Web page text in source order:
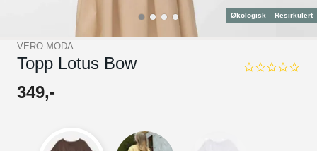
Økologisk Resirkulert
VERO MODA
Topp Lotus Bow
0.0
349,-